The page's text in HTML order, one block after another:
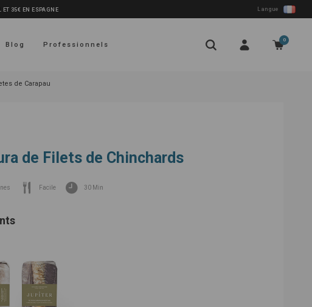
ET 35€ EN ESPAGNE Langue
Blog Professionnels
0
de Carapau
de Filets de Chinchards
Facile 30 Min